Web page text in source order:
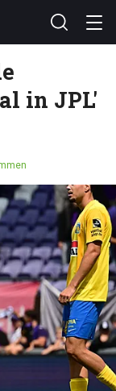
in JPL'